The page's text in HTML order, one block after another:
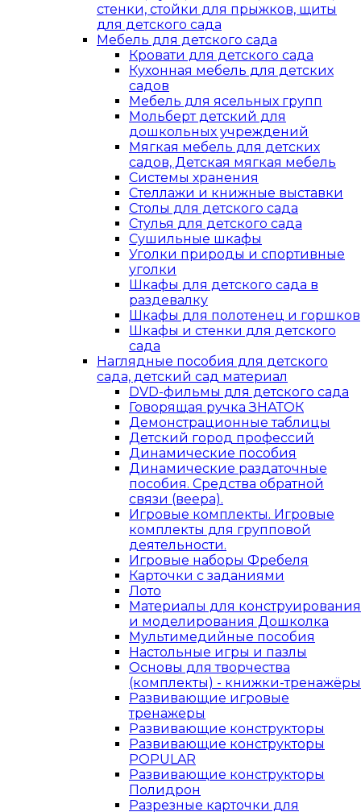
стенки, стойки для прыжков, щиты
для детского сада
Мебель для детского сада
Кровати для детского сада
Кухонная мебель для детских
садов
Мебель для ясельных групп
Мольберт детский для
дошкольных учреждений
Мягкая мебель для детских
садов, Детская мягкая мебель
Системы хранения
Стеллажи и книжные выставки
Столы для детского сада
Стулья для детского сада
Сушильные шкафы
Уголки природы и спортивные
уголки
Шкафы для детского сада в
раздевалку
Шкафы для полотенец и горшков
Шкафы и стенки для детского
сада
Наглядные пособия для детского
сада, детский сад материал
DVD-фильмы для детского сада
Говорящая ручка ЗНАТОК
Демонстрационные таблицы
Детский город профессий
Динамические пособия
Динамические раздаточные
пособия. Средства обратной
связи (веера).
Игровые комплекты. Игровые
комплекты для групповой
деятельности.
Игровые наборы Фребеля
Карточки с заданиями
Лото
Материалы для конструирования
и моделирования Дошколка
Мультимедийные пособия
Настольные игры и пазлы
Основы для творчества
(комплекты) - книжки-тренажёры
Развивающие игровые
тренажеры
Развивающие конструкторы
Развивающие конструкторы
POPULAR
Развивающие конструкторы
Полидрон
Разрезные карточки для